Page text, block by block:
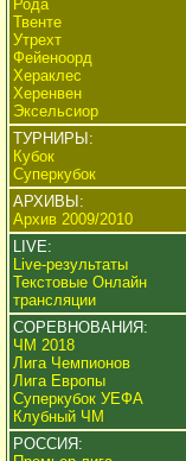
Рода
Твенте
Утрехт
Фейеноорд
Хераклес
Херенвен
Эксельсиор
ТУРНИРЫ:
Кубок
Суперкубок
АРХИВЫ:
Архив 2009/2010
LIVE:
Live-результаты
Текстовые Онлайн
трансляции
СОРЕВНОВАНИЯ:
ЧМ 2018
Лига Чемпионов
Лига Европы
Суперкубок УЕФА
Клубный ЧМ
РОССИЯ: